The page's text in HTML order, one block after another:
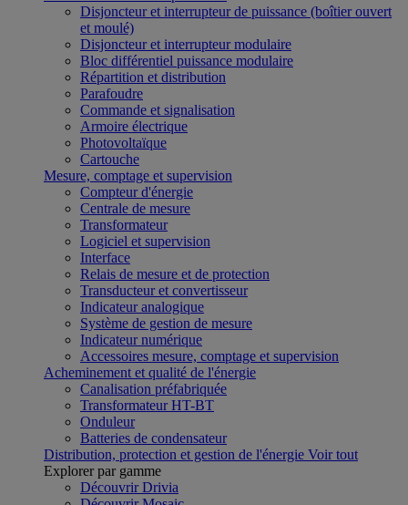
Disjoncteur et interrupteur de puissance (boîtier ouvert
et moulé)
Disjoncteur et interrupteur modulaire
Bloc différentiel puissance modulaire
Répartition et distribution
Parafoudre
Commande et signalisation
Armoire électrique
Photovoltaïque
Cartouche
Mesure, comptage et supervision
Compteur d'énergie
Centrale de mesure
Transformateur
Logiciel et supervision
Interface
Relais de mesure et de protection
Transducteur et convertisseur
Indicateur analogique
Système de gestion de mesure
Indicateur numérique
Accessoires mesure, comptage et supervision
Acheminement et qualité de l'énergie
Canalisation préfabriquée
Transformateur HT-BT
Onduleur
Batteries de condensateur
Distribution, protection et gestion de l'énergie Voir tout
Explorer par gamme
Découvrir Drivia